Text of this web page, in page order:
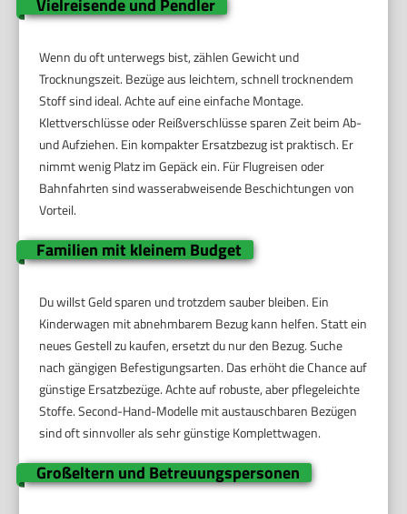
Vielreisende und Pendler
Wenn du oft unterwegs bist, zählen Gewicht und
Trocknungszeit. Bezüge aus leichtem, schnell trocknendem
Stoff sind ideal. Achte auf eine einfache Montage.
Klettverschlüsse oder Reißverschlüsse sparen Zeit beim Ab-
und Aufziehen. Ein kompakter Ersatzbezug ist praktisch. Er
nimmt wenig Platz im Gepäck ein. Für Flugreisen oder
Bahnfahrten sind wasserabweisende Beschichtungen von
Vorteil.
Familien mit kleinem Budget
Du willst Geld sparen und trotzdem sauber bleiben. Ein
Kinderwagen mit abnehmbarem Bezug kann helfen. Statt ein
neues Gestell zu kaufen, ersetzt du nur den Bezug. Suche
nach gängigen Befestigungsarten. Das erhöht die Chance auf
günstige Ersatzbezüge. Achte auf robuste, aber pflegeleichte
Stoffe. Second-Hand-Modelle mit austauschbaren Bezügen
sind oft sinnvoller als sehr günstige Komplettwagen.
Großeltern und Betreuungspersonen